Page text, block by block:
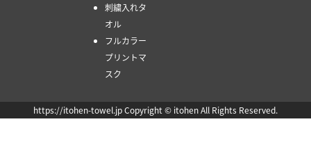
刺繍入れタ
オル
フルカラー
プリントマ
スク
https://itohen-towel.jp Copyright © itohen All Rights Reserved.